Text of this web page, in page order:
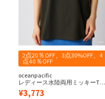
2点20％OFF、3点30%OFF、4
点40％OFF
oceanpacific
レディース水陸両用ミッキーTシ
ャツ
¥3,773